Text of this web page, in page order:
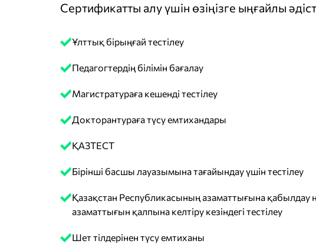
Сертификатты алу үшін өзіңізге ыңғайлы
Ұлттық бірыңғай тестілеу
Педагогтердің білімін бағалау
Магистратураға кешенді тестілеу
Докторантураға түсу емтихандары
ҚАЗТЕСТ
Бірінші басшы лауазымына тағайындау үшін тестілеу
Қазақстан Республикасының азаматтығына қабылдау
азаматтығын қалпына келтіру кезіндегі тестілеу
Шет тілдерінен түсу емтиханы